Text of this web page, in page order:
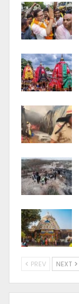
PREV NEXT